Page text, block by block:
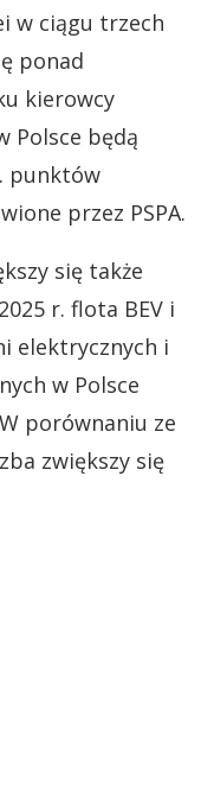
w ciągu trzech
ponad
kierowcy
Polsce będą
punktów
przez PSPA.
się także
r. flota BEV i
elektrycznych i
w Polsce
porównaniu ze
zwiększy się